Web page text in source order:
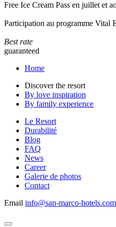
Free Ice Cream Pass en juillet et
Participation au programme Vital
Best rate
guaranteed
Home
Discover the resort
By love inspiration
By family experience
Le Resort
Durabilité
Blog
FAQ
News
Career
Galerie de photos
Contact
Email info@san-marco-hotels.com